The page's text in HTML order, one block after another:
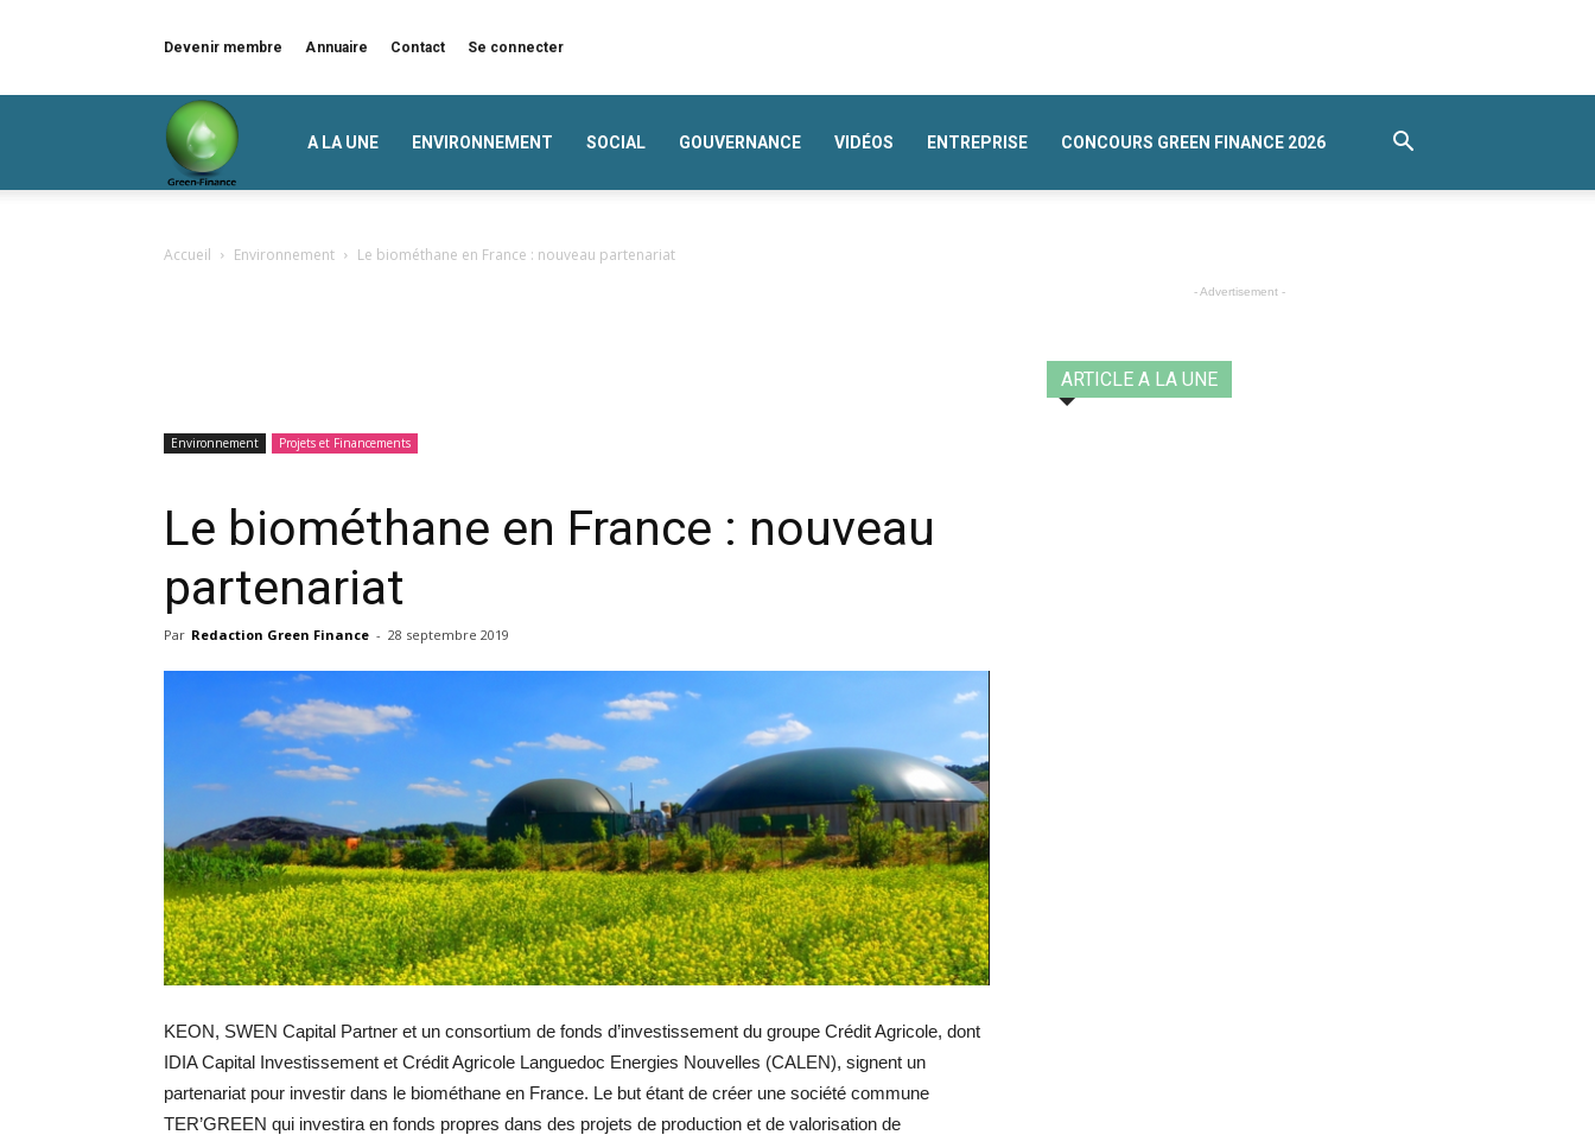
Devenir membre Annuaire Contact Se connecter
A LA UNE ENVIRONNEMENT SOCIAL GOUVERNANCE VIDÉOS ENTREPRISE CONCOURS GREEN FINANCE 2026
Accueil Environnement Le biométhane en France : nouveau partenariat
Environnement Projets et Financements
Le biométhane en France : nouveau
partenariat
Par Redaction Green Finance - 28 septembre 2019
KEON, SWEN Capital Partner et un consortium de fonds d’investissement du groupe Crédit Agricole, dont
IDIA Capital Investissement et Crédit Agricole Languedoc Energies Nouvelles (CALEN), signent un
partenariat pour investir dans le biométhane en France. Le but étant de créer une société commune
TER’GREEN qui investira en fonds propres dans des projets de production et de valorisation de
- Advertisement -
ARTICLE A LA UNE